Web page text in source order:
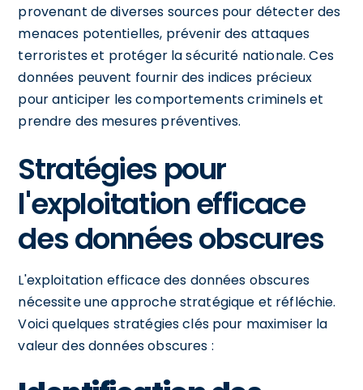
provenant de diverses sources pour détecter des
menaces potentielles, prévenir des attaques
terroristes et protéger la sécurité nationale. Ces
données peuvent fournir des indices précieux
pour anticiper les comportements criminels et
prendre des mesures préventives.
Stratégies pour
l'exploitation efficace
des données obscures
L'exploitation efficace des données obscures
nécessite une approche stratégique et réfléchie.
Voici quelques stratégies clés pour maximiser la
valeur des données obscures :